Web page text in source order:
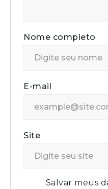
Nome completo
E-mail
Site
Salvar meus